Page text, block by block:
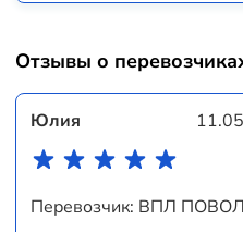
Отзывы о
Юлия
Перевозчик: ВПЛ